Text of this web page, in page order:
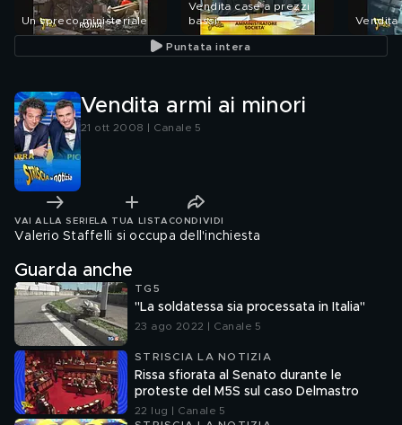
Un spreco ministeriale
Vendita case a prezzi
bassi
Vendita
Puntata intera
Vendita armi ai minori
21 ott 2008 | Canale 5
VAI ALLA SERIE LA TUA LISTA CONDIVIDI
Valerio Staffelli si occupa dell'inchiesta
Guarda anche
TG5
"La soldatessa sia processata in Italia"
23 ago 2022 | Canale 5
STRISCIA LA NOTIZIA
Rissa sfiorata al Senato durante le
proteste del M5S sul caso Delmastro
22 lug | Canale 5